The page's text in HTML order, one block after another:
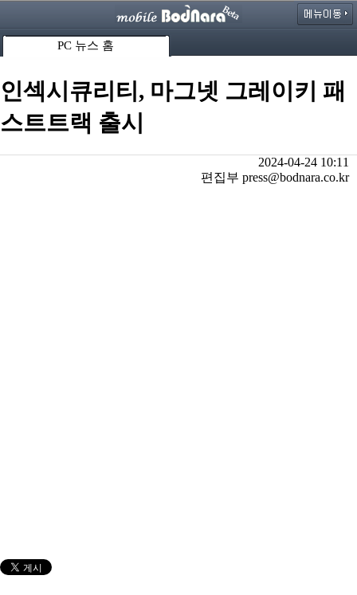
PC 뉴스 홈
인섹시큐리티, 마그넷 그레이키 패
스트트랙 출시
2024-04-24 10:11
편집부 press@bodnara.co.kr